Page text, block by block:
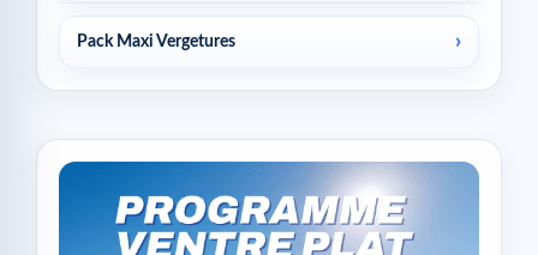
Pack Maxi Vergetures